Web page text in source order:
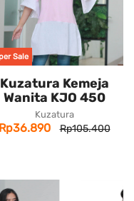
Sale
Kuzatura Kemeja
Wanita KJO 450
Kuzatura
Rp36.890 Rp105.400